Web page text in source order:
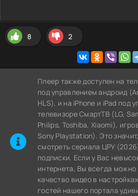
8 2
Плеер также доступен на
под управлением андроид
HLS), и на iPhone и iPad под
телевизоре СмартТВ (LG,
Philips, Toshiba, Xiaomi),
Sony Playstation). Это
cмотреть сериала ЦРУ
подписки. Если у Вас
интернета, Вы всегда
качество видео в
гостей нашего портала